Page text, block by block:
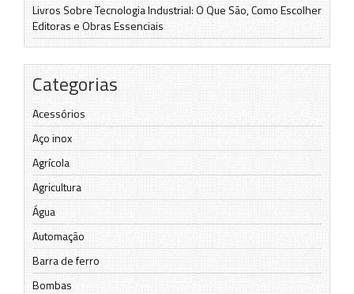
Livros Sobre Tecnologia Industrial: O Que São, Como Escolher
Editoras e Obras Essenciais
Categorias
Acessórios
Aço inox
Agrícola
Agricultura
Água
Automação
Barra de ferro
Bombas